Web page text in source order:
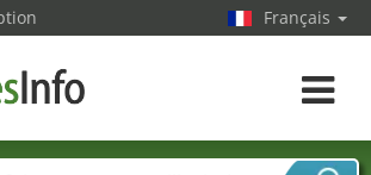
Français
Toggle